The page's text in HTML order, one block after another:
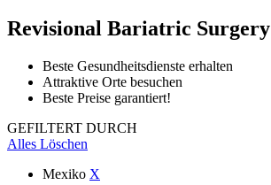
Revisional Bariatric Surgery
Beste Gesundheitsdienste erhalten
Attraktive Orte besuchen
Beste Preise garantiert!
GEFILTERT DURCH
Alles Löschen
Mexiko X